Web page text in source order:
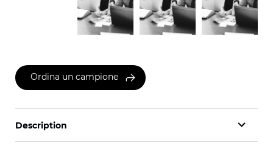
Ordina un campione
Description